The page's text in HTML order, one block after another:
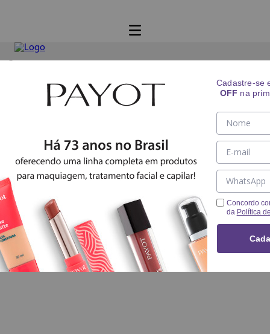
Cadastre-se
OFF na
Concordo
da Política